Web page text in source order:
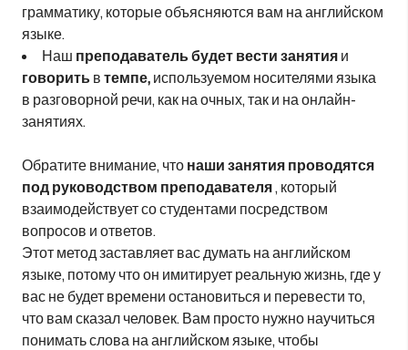
грамматику, которые объясняются вам на английском
языке.
Наш преподаватель будет вести занятия и
говорить в темпе, используемом носителями языка
в разговорной речи, как на очных, так и на онлайн-
занятиях.
Обратите внимание, что наши занятия проводятся
под руководством преподавателя , который
взаимодействует со студентами посредством
вопросов и ответов.
Этот метод заставляет вас думать на английском
языке, потому что он имитирует реальную жизнь, где у
вас не будет времени остановиться и перевести то,
что вам сказал человек. Вам просто нужно научиться
понимать слова на английском языке, чтобы